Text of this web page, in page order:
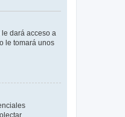
dará acceso a
le tomará unos